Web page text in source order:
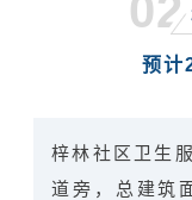
02
预计
梓林社区卫生
道旁，总建筑